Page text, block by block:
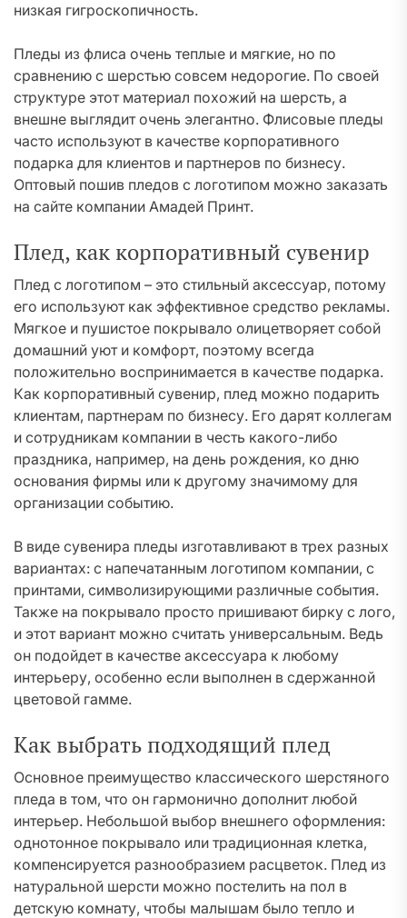
низкая гигроскопичность.
Пледы из флиса очень теплые и мягкие, но по
сравнению с шерстью совсем недорогие. По своей
структуре этот материал похожий на шерсть, а
внешне выглядит очень элегантно. Флисовые пледы
часто используют в качестве корпоративного
подарка для клиентов и партнеров по бизнесу.
Оптовый пошив пледов с логотипом можно заказать
на сайте компании Амадей Принт.
Плед, как корпоративный сувенир
Плед с логотипом – это стильный аксессуар, потому
его используют как эффективное средство рекламы.
Мягкое и пушистое покрывало олицетворяет собой
домашний уют и комфорт, поэтому всегда
положительно воспринимается в качестве подарка.
Как корпоративный сувенир, плед можно подарить
клиентам, партнерам по бизнесу. Его дарят коллегам
и сотрудникам компании в честь какого-либо
праздника, например, на день рождения, ко дню
основания фирмы или к другому значимому для
организации событию.
В виде сувенира пледы изготавливают в трех разных
вариантах: с напечатанным логотипом компании, с
принтами, символизирующими различные события.
Также на покрывало просто пришивают бирку с лого,
и этот вариант можно считать универсальным. Ведь
он подойдет в качестве аксессуара к любому
интерьеру, особенно если выполнен в сдержанной
цветовой гамме.
Как выбрать подходящий плед
Основное преимущество классического шерстяного
пледа в том, что он гармонично дополнит любой
интерьер. Небольшой выбор внешнего оформления:
однотонное покрывало или традиционная клетка,
компенсируется разнообразием расцветок. Плед из
натуральной шерсти можно постелить на пол в
детскую комнату, чтобы малышам было тепло и